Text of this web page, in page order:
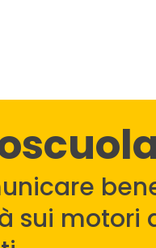
sui motori